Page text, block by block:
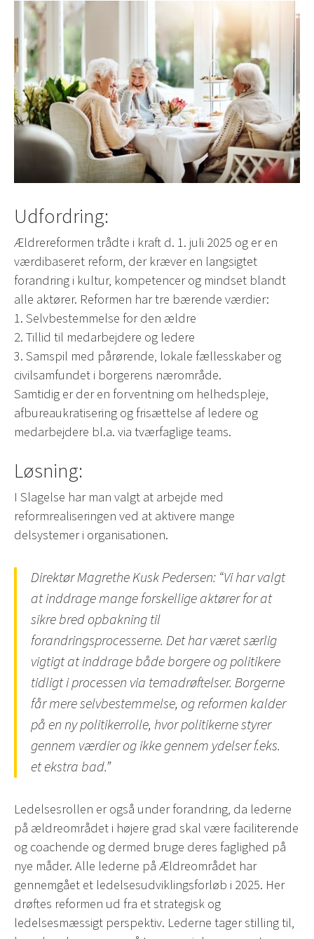
Udfordring:
Ældrereformen trådte i kraft d. 1. juli 2025 og er en
værdibaseret reform, der kræver en langsigtet
forandring i kultur, kompetencer og mindset blandt
alle aktører. Reformen har tre bærende værdier:
1. Selvbestemmelse for den ældre
2. Tillid til medarbejdere og ledere
3. Samspil med pårørende, lokale fællesskaber og
civilsamfundet i borgerens nærområde.
Samtidig er der en forventning om helhedspleje,
afbureaukratisering og frisættelse af ledere og
medarbejdere bl.a. via tværfaglige teams.
Løsning:
I Slagelse har man valgt at arbejde med
reformrealiseringen ved at aktivere mange
delsystemer i organisationen.
Direktør Magrethe Kusk Pedersen: “Vi har valgt
at inddrage mange forskellige aktører for at
sikre bred opbakning til
forandringsprocesserne. Det har været særlig
vigtigt at inddrage både borgere og politikere
tidligt i processen via temadrøftelser. Borgerne
får mere selvbestemmelse, og reformen kalder
på en ny politikerrolle, hvor politikerne styrer
gennem værdier og ikke gennem ydelser f.eks.
et ekstra bad.”
Ledelsesrollen er også under forandring, da lederne
på ældreområdet i højere grad skal være faciliterende
og coachende og dermed bruge deres faglighed på
nye måder. Alle lederne på Ældreområdet har
gennemgået et ledelsesudviklingsforløb i 2025. Her
drøftes reformen ud fra et strategisk og
ledelsesmæssigt perspektiv. Lederne tager stilling til,